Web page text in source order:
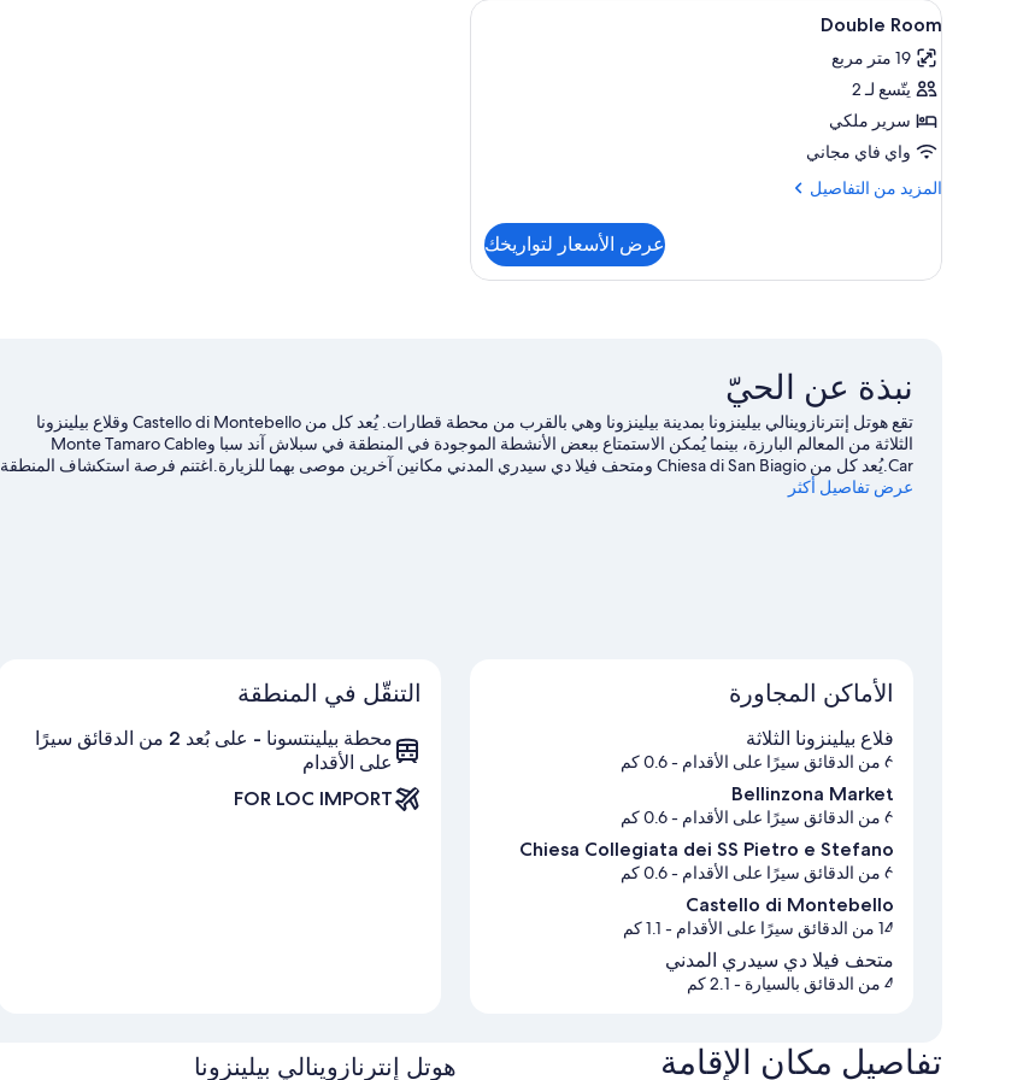
استعراض
جميع
صور
Double
Room
ملاءات للفراش لا تسبب الحساسية وخزنة داخل الغرفة ومكتب وستائر تعتيم
2
Double Room
19 متر مربع
يتّسع لـ 2
سرير ملكي
واي فاي مجاني
المزيد من التفاصيل
المزيد
Double
عرض الأسعار لتواريخك
نبذة عن الحيّ
تقع هوتل إنترنازوينالي بيلينزونا بمدينة بيلينزونا وهي بالقرب من محطة قطارات. يُعد كل من Castello di Montebello وقلاع بيلينزونا
الثلاثة من المعالم البارزة، بينما يُمكن الاستمتاع ببعض الأنشطة الموجودة في المنطقة في سبلاش آند سبا وMonte Tamaro Cable
Car.يُعد كل من Chiesa di San Biagio ومتحف فيلا دي سيدري المدني مكانين آخرين موصى بهما للزيارة.اغتنم فرصة استكشاف المنطقة
بغرض الاستمتاع بخوض تجارب مثيرة في الهواء الطلق مثل مضمار للمشي/ للدراجات.
عرض تفاصيل أكثر
الأماكن المجاورة
قلاع بيلينزونا الثلاثة
6 من الدقائق سيرًا على الأقدام - 0.6 كم
Bellinzona Market
6 من الدقائق سيرًا على الأقدام - 0.6 كم
Chiesa Collegiata dei SS Pietro e Stefano
6 من الدقائق سيرًا على الأقدام - 0.6 كم
Castello di Montebello
14 من الدقائق سيرًا على الأقدام - 1.1 كم
متحف فيلا دي سيدري المدني
4 من الدقائق بالسيارة - 2.1 كم
التنقّل في المنطقة
محطة بيلينتسونا - على بُعد 2 من الدقائق سيرًا
على الأقدام
FOR LOC IMPORT
تفاصيل مكان الإقامة هوتل إنترنازوينالي بيلينزونا